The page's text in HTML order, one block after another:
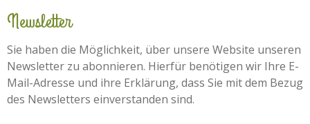
Newsletter
Sie haben die Möglichkeit, über unsere Website unseren
Newsletter zu abonnieren. Hierfür benötigen wir Ihre E-
Mail-Adresse und ihre Erklärung, dass Sie mit dem Bezug
des Newsletters einverstanden sind.